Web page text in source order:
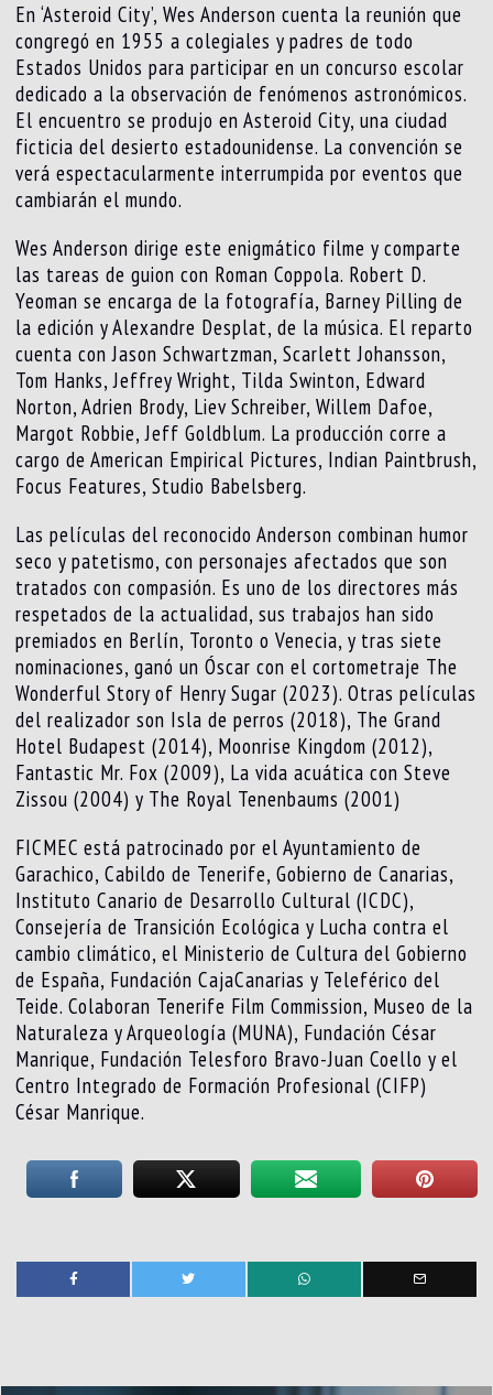
En ‘Asteroid City’, Wes Anderson cuenta la reunión que
congregó en 1955 a colegiales y padres de todo
Estados Unidos para participar en un concurso escolar
dedicado a la observación de fenómenos astronómicos.
El encuentro se produjo en Asteroid City, una ciudad
ficticia del desierto estadounidense. La convención se
verá espectacularmente interrumpida por eventos que
cambiarán el mundo.
Wes Anderson dirige este enigmático filme y comparte
las tareas de guion con Roman Coppola. Robert D.
Yeoman se encarga de la fotografía, Barney Pilling de
la edición y Alexandre Desplat, de la música. El reparto
cuenta con Jason Schwartzman, Scarlett Johansson,
Tom Hanks, Jeffrey Wright, Tilda Swinton, Edward
Norton, Adrien Brody, Liev Schreiber, Willem Dafoe,
Margot Robbie, Jeff Goldblum. La producción corre a
cargo de American Empirical Pictures, Indian Paintbrush,
Focus Features, Studio Babelsberg.
Las películas del reconocido Anderson combinan humor
seco y patetismo, con personajes afectados que son
tratados con compasión. Es uno de los directores más
respetados de la actualidad, sus trabajos han sido
premiados en Berlín, Toronto o Venecia, y tras siete
nominaciones, ganó un Óscar con el cortometraje The
Wonderful Story of Henry Sugar (2023). Otras películas
del realizador son Isla de perros (2018), The Grand
Hotel Budapest (2014), Moonrise Kingdom (2012),
Fantastic Mr. Fox (2009), La vida acuática con Steve
Zissou (2004) y The Royal Tenenbaums (2001)
FICMEC está patrocinado por el Ayuntamiento de
Garachico, Cabildo de Tenerife, Gobierno de Canarias,
Instituto Canario de Desarrollo Cultural (ICDC),
Consejería de Transición Ecológica y Lucha contra el
cambio climático, el Ministerio de Cultura del Gobierno
de España, Fundación CajaCanarias y Teleférico del
Teide. Colaboran Tenerife Film Commission, Museo de la
Naturaleza y Arqueología (MUNA), Fundación César
Manrique, Fundación Telesforo Bravo-Juan Coello y el
Centro Integrado de Formación Profesional (CIFP)
César Manrique.